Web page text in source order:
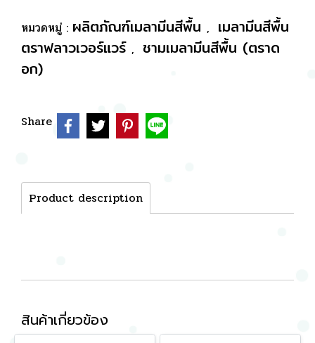
หมวดหมู่ : ผลิตภัณฑ์เมลามีนสีพื้น , เมลามีนสีพื้น
ตราฟลาวเวอร์แวร์ , ชามเมลามีนสีพื้น (ตราด
อก)
Share
Product description
สินค้าเกี่ยวข้อง